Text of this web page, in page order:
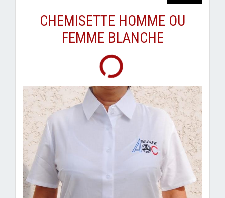
CHEMISETTE HOMME OU
FEMME BLANCHE